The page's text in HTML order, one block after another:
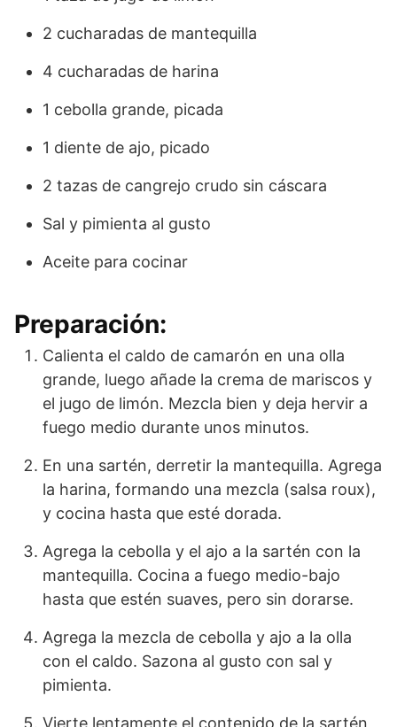
2 cucharadas de mantequilla
4 cucharadas de harina
1 cebolla grande, picada
1 diente de ajo, picado
2 tazas de cangrejo crudo sin cáscara
Sal y pimienta al gusto
Aceite para cocinar
Preparación:
Calienta el caldo de camarón en una olla
grande, luego añade la crema de mariscos y
el jugo de limón. Mezcla bien y deja hervir a
fuego medio durante unos minutos.
En una sartén, derretir la mantequilla. Agrega
la harina, formando una mezcla (salsa roux),
y cocina hasta que esté dorada.
Agrega la cebolla y el ajo a la sartén con la
mantequilla. Cocina a fuego medio-bajo
hasta que estén suaves, pero sin dorarse.
Agrega la mezcla de cebolla y ajo a la olla
con el caldo. Sazona al gusto con sal y
pimienta.
Vierte lentamente el contenido de la sartén